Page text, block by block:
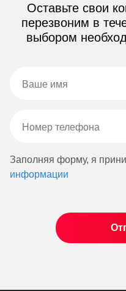
Оставьте свои
перезвоним в
выбором
Заполняя форму, я
информации